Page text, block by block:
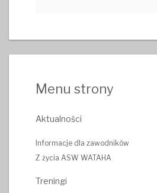
Menu strony
Aktualności
Informacje dla zawodników
Z życia ASW WATAHA
Treningi